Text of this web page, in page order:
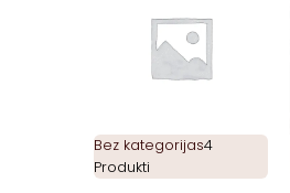
Bez kategorijas4
Produkti